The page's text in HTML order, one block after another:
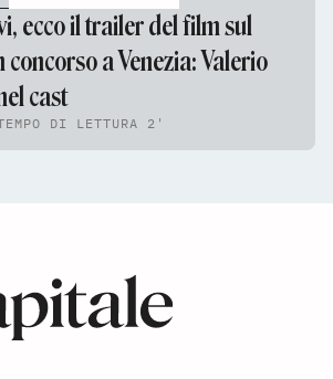
ecco il trailer del film sul
concorso a Venezia: Valerio
cast
DI LETTURA 2'